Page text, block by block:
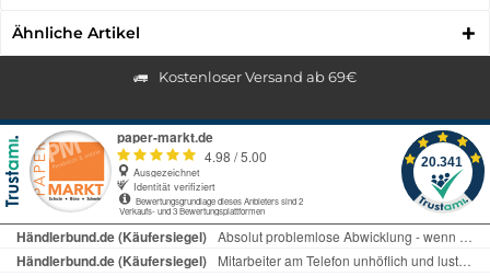
Ähnliche Artikel
Kostenloser Versand ab 69€